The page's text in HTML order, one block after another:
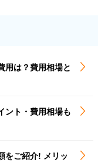
用は？費用相場と
ント・費用相場も
をご紹介! メリッ